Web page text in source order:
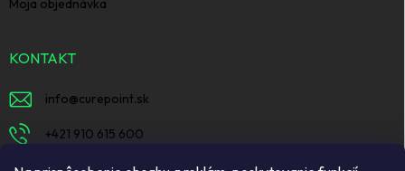
Moja objednávka
KONTAKT
info@curepoint.sk
+421 910 615 600